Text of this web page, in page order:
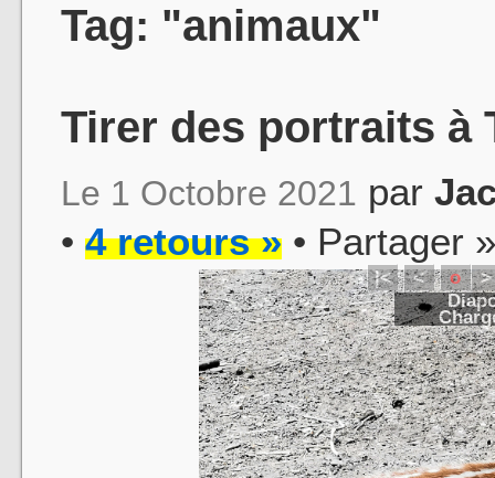
Tag: "animaux"
Tirer des portraits à
Le 1 Octobre 2021 par
• 4 retours » • Partager
|< < o
>